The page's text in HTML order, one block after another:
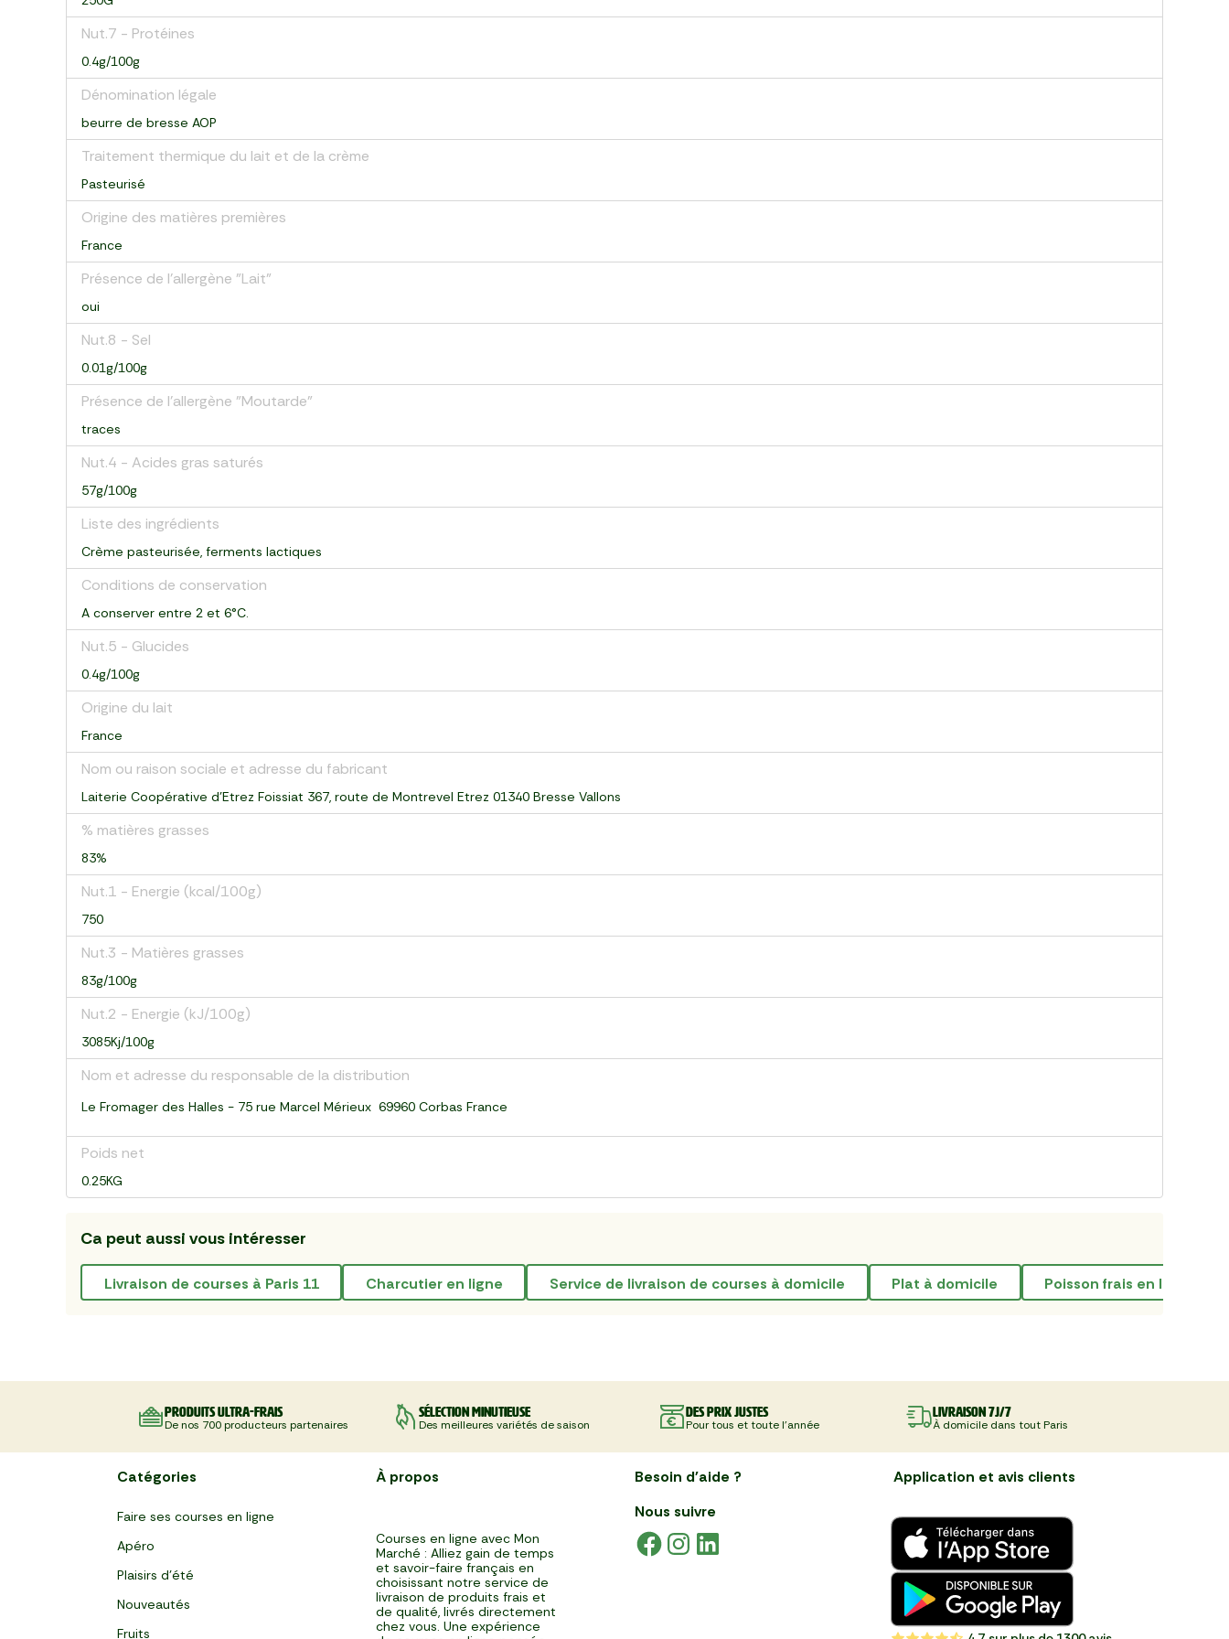
Nut.7 - Protéines
0.4g/100g
Dénomination légale
beurre de bresse AOP
Traitement thermique du lait et de la crème
Pasteurisé
Origine des matières premières
France
Présence de l'allergène "Lait"
oui
Nut.8 - Sel
0.01g/100g
Présence de l'allergène "Moutarde"
traces
Nut.4 - Acides gras saturés
57g/100g
Liste des ingrédients
Crème pasteurisée, ferments lactiques
Conditions de conservation
A conserver entre 2 et 6°C.
Nut.5 - Glucides
0.4g/100g
Origine du lait
France
Nom ou raison sociale et adresse du fabricant
Laiterie Coopérative d'Etrez Foissiat 367, route de Montrevel Etrez 01340 Bresse Vallons
% matières grasses
83%
Nut.1 - Energie (kcal/100g)
750
Nut.3 - Matières grasses
83g/100g
Nut.2 - Energie (kJ/100g)
3085Kj/100g
Nom et adresse du responsable de la distribution
Le Fromager des Halles - 75 rue Marcel Mérieux 69960 Corbas France
Poids net
0.25KG
Ca peut aussi vous intéresser
livraison de courses à Paris 11 charcutier en ligne service de livraison de courses à domicile plat à domicile poisson frais en ligne
Produits ultra-frais
De nos 700 producteurs partenaires
Sélection minutieuse
Des meilleures variétés de saison
Des prix justes
Pour tous et toute l'année
Livraison 7J/7
À domicile dans tout Paris
Catégories
Faire ses courses en ligne
Apéro
Plaisirs d'été
Nouveautés
Fruits
À propos
Courses en ligne avec Mon
Marché : Alliez gain de temps
et savoir-faire français en
choisissant notre service de
livraison de produits frais et
de qualité, livrés directement
chez vous. Une expérience
Besoin d'aide ?
Nous suivre
Application et avis clients